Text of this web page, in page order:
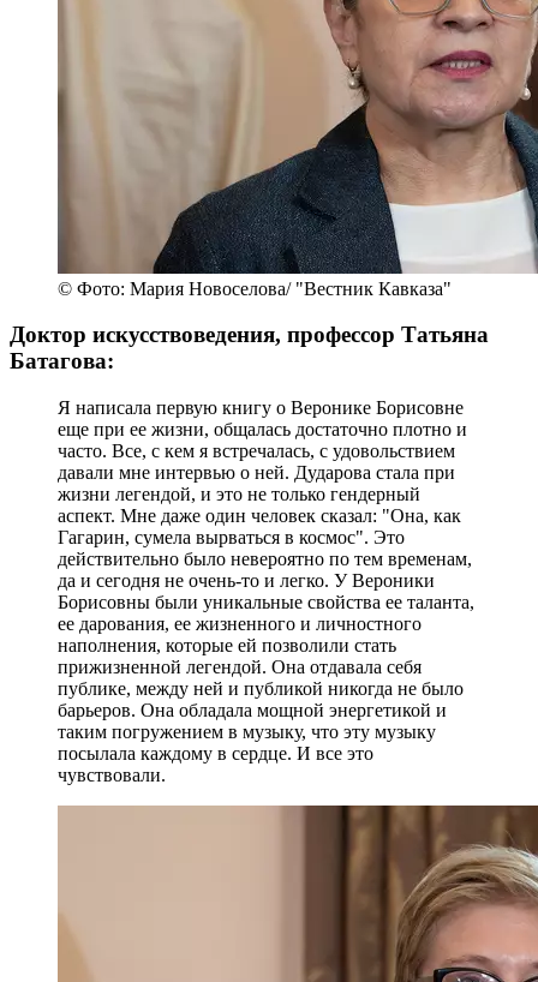
© Фото: Мария Новоселова/ "Вестник Кавказа"
Доктор искусствоведения, профессор Татьяна
Батагова:
Я написала первую книгу о Веронике Борисовне
еще при ее жизни, общалась достаточно плотно и
часто. Все, с кем я встречалась, с удовольствием
давали мне интервью о ней. Дударова стала при
жизни легендой, и это не только гендерный
аспект. Мне даже один человек сказал: "Она, как
Гагарин, сумела вырваться в космос". Это
действительно было невероятно по тем временам,
да и сегодня не очень-то и легко. У Вероники
Борисовны были уникальные свойства ее таланта,
ее дарования, ее жизненного и личностного
наполнения, которые ей позволили стать
прижизненной легендой. Она отдавала себя
публике, между ней и публикой никогда не было
барьеров. Она обладала мощной энергетикой и
таким погружением в музыку, что эту музыку
посылала каждому в сердце. И все это
чувствовали.